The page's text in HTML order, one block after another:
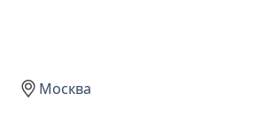
Москва